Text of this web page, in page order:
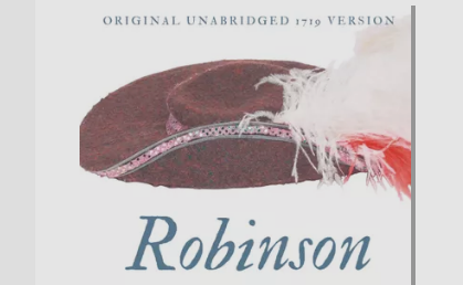
Skip
of
the
images
gallery
Skip
beginning
of
the
images
gallery